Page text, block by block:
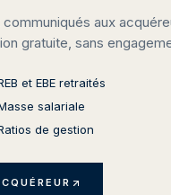
aux
gratuite, sans
et EBE retraités
salariale
de gestion